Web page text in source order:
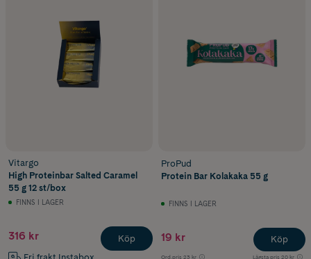
Vitargo
High Proteinbar Salted Caramel
55 g 12 st/box
FINNS I LAGER
316 kr Köp
ProPud
Protein Bar Kolakaka 55 g
FINNS I LAGER
19 kr
Ord.pris 23 kr Lägsta pris 20 kr
Köp